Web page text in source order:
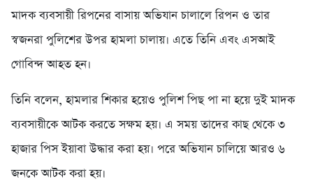
মাদক ব্যবসায়ী রিপনের বাসায় অভিযান চালালে রিপন ও তার
স্বজনরা পুলিশের উপর হামলা চালায়। এতে তিনি এবং এসআই
গোবিন্দ আহত হন।
তিনি বলেন, হামলার শিকার হয়েও পুলিশ পিছ পা না হয়ে দুই মাদক
ব্যবসায়ীকে আটক করতে সক্ষম হয়। এ সময় তাদের কাছ থেকে ৩
হাজার পিস ইয়াবা উদ্ধার করা হয়। পরে অভিযান চালিয়ে আরও ৬
জনকে আটক করা হয়।